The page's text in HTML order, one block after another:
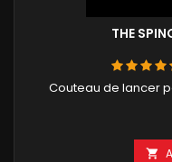
THE
Couteau de lancer
